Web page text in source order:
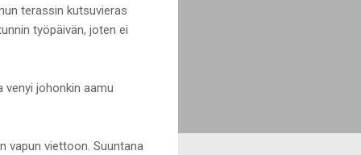
terassin kutsuvieras
työpäivän, joten ei
venyi johonkin aamu
vapun viettoon. Suuntana